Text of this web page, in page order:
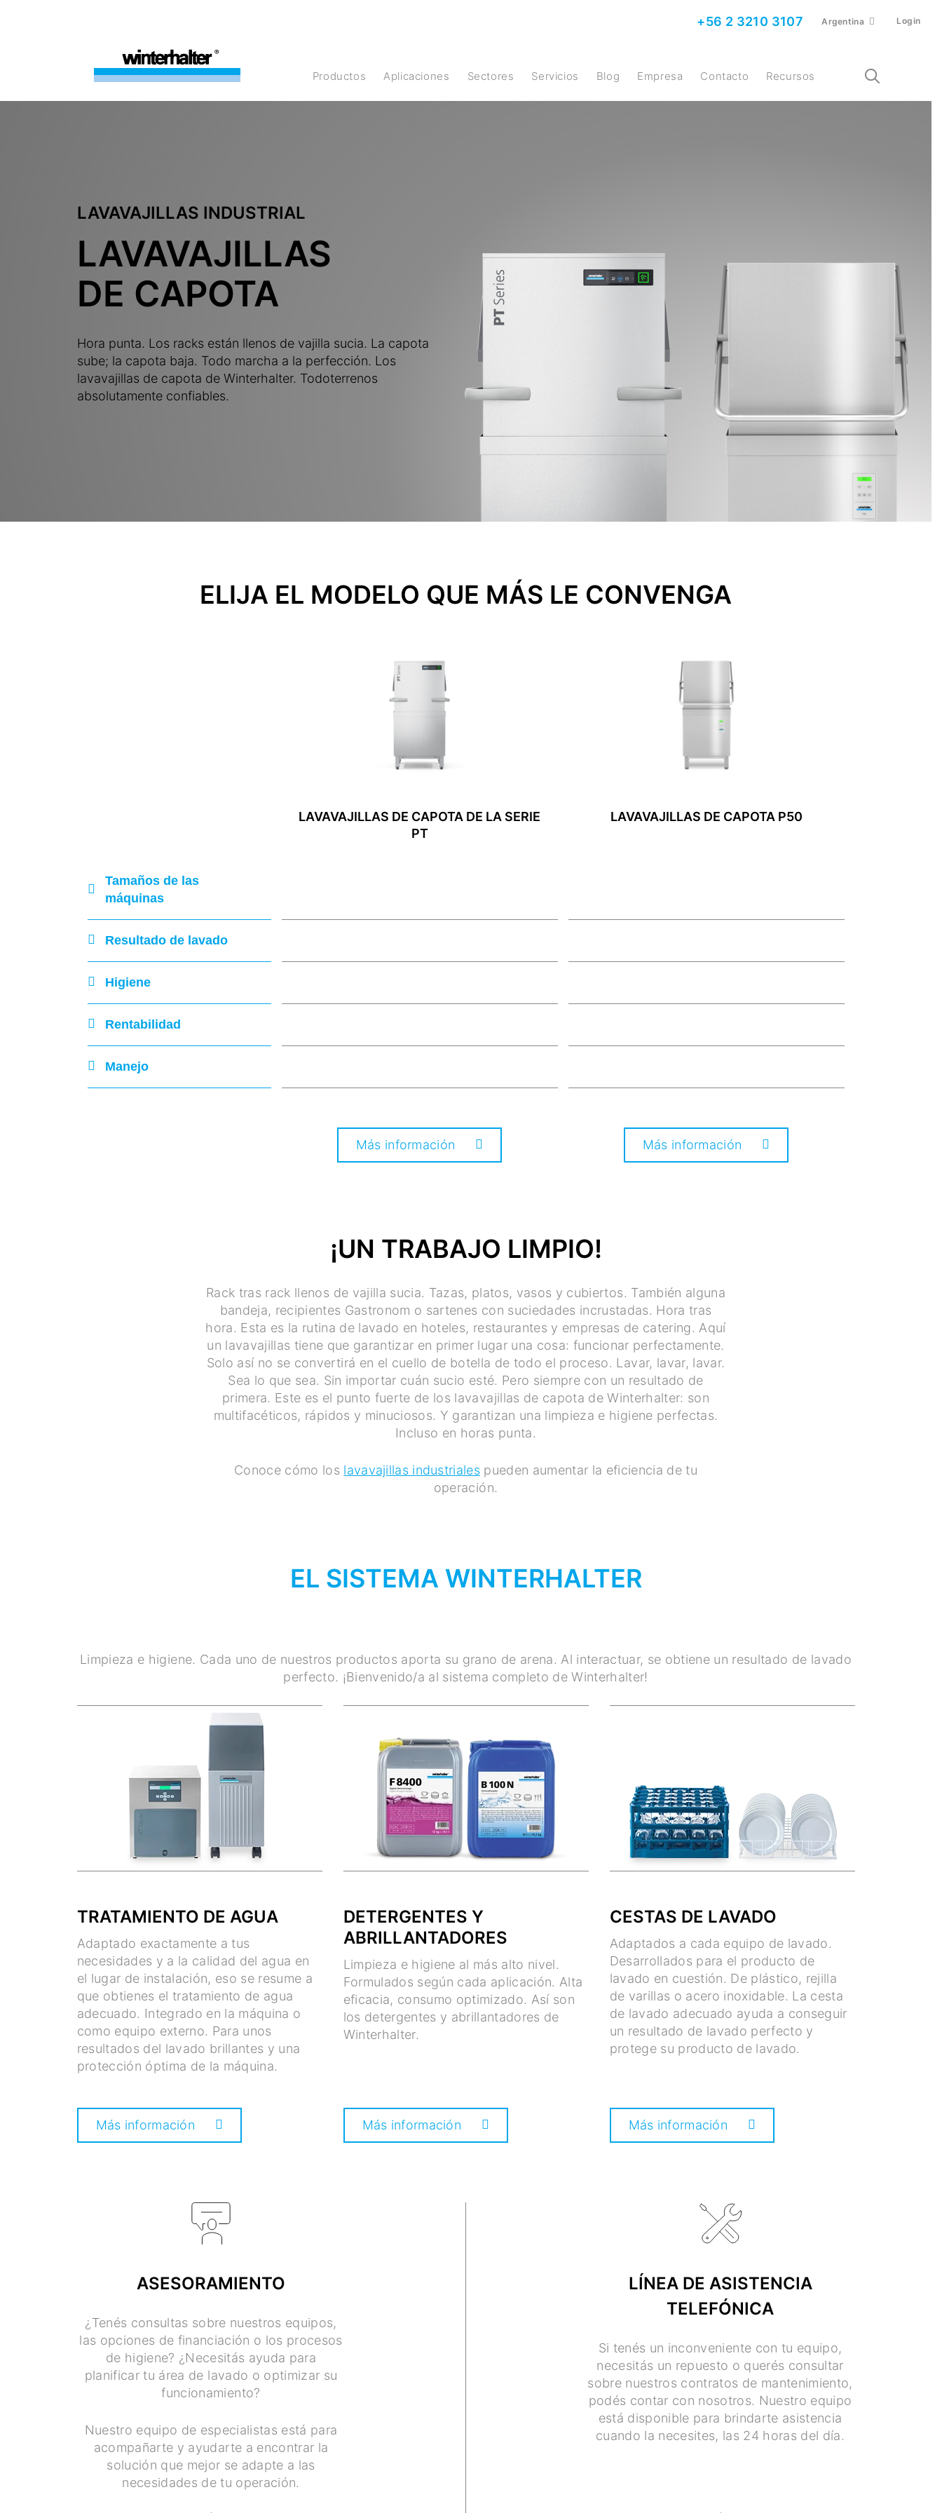
+56 2 3210 3107 Argentina Login
Productos Aplicaciones Sectores Servicios Blog Empresa Contacto Recursos
LAVAVAJILLAS INDUSTRIAL
LAVAVAJILLAS
DE CAPOTA
Hora punta. Los racks están llenos de vajilla sucia. La capota
sube; la capota baja. Todo marcha a la perfección. Los
lavavajillas de capota de Winterhalter. Todoterrenos
absolutamente confiables.
ELIJA EL MODELO QUE MÁS LE CONVENGA
LAVAVAJILLAS DE CAPOTA DE LA SERIE
PT
LAVAVAJILLAS DE CAPOTA P50
Tamaños de las
máquinas
Resultado de lavado
Higiene
Rentabilidad
Manejo
Más información Más información
¡UN TRABAJO LIMPIO!
Rack tras rack llenos de vajilla sucia. Tazas, platos, vasos y cubiertos. También alguna
bandeja, recipientes Gastronom o sartenes con suciedades incrustadas. Hora tras
hora. Esta es la rutina de lavado en hoteles, restaurantes y empresas de catering. Aquí
un lavavajillas tiene que garantizar en primer lugar una cosa: funcionar perfectamente.
Solo así no se convertirá en el cuello de botella de todo el proceso. Lavar, lavar, lavar.
Sea lo que sea. Sin importar cuán sucio esté. Pero siempre con un resultado de
primera. Este es el punto fuerte de los lavavajillas de capota de Winterhalter: son
multifacéticos, rápidos y minuciosos. Y garantizan una limpieza e higiene perfectas.
Incluso en horas punta.
Conoce cómo los lavavajillas industrialespueden aumentar la eficiencia de tu
operación.
EL SISTEMA WINTERHALTER
Limpieza e higiene. Cada uno de nuestros productos aporta su grano de arena. Al interactuar, se obtiene un resultado de lavado
perfecto. ¡Bienvenido/a al sistema completo de Winterhalter!
TRATAMIENTO DE AGUA
Adaptado exactamente a tus
necesidades y a la calidad del agua en
el lugar de instalación, eso se resume a
que obtienes el tratamiento de agua
adecuado. Integrado en la máquina o
como equipo externo. Para unos
resultados del lavado brillantes y una
protección óptima de la máquina.
Más información
DETERGENTES Y
ABRILLANTADORES
Limpieza e higiene al más alto nivel.
Formulados según cada aplicación. Alta
eficacia, consumo optimizado. Así son
los detergentes y abrillantadores de
Winterhalter.
Más información
CESTAS DE LAVADO
Adaptados a cada equipo de lavado.
Desarrollados para el producto de
lavado en cuestión. De plástico, rejilla
de varillas o acero inoxidable. La cesta
de lavado adecuado ayuda a conseguir
un resultado de lavado perfecto y
protege su producto de lavado.
Más información
ASESORAMIENTO
¿Tenés consultas sobre nuestros equipos,
las opciones de financiación o los procesos
de higiene? ¿Necesitás ayuda para
planificar tu área de lavado o optimizar su
funcionamiento?
Nuestro equipo de especialistas está para
acompañarte y ayudarte a encontrar la
solución que mejor se adapte a las
necesidades de tu operación.
LÍNEA DE ASISTENCIA
TELEFÓNICA
Si tenés un inconveniente con tu equipo,
necesitás un repuesto o querés consultar
sobre nuestros contratos de mantenimiento,
podés contar con nosotros. Nuestro equipo
está disponible para brindarte asistencia
cuando la necesites, las 24 horas del día.